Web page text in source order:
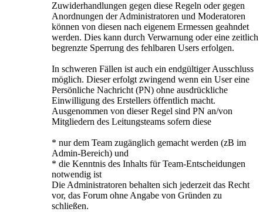
Zuwiderhandlungen gegen diese Regeln oder gegen
Anordnungen der Administratoren und Moderatoren
können von diesen nach eigenem Ermessen geahndet
werden. Dies kann durch Verwarnung oder eine zeitlich
begrenzte Sperrung des fehlbaren Users erfolgen.
In schweren Fällen ist auch ein endgültiger Ausschluss
möglich. Dieser erfolgt zwingend wenn ein User eine
Persönliche Nachricht (PN) ohne ausdrückliche
Einwilligung des Erstellers öffentlich macht.
Ausgenommen von dieser Regel sind PN an/von
Mitgliedern des Leitungsteams sofern diese
* nur dem Team zugänglich gemacht werden (zB im
Admin-Bereich) und
* die Kenntnis des Inhalts für Team-Entscheidungen
notwendig ist
Die Administratoren behalten sich jederzeit das Recht
vor, das Forum ohne Angabe von Gründen zu
schließen.